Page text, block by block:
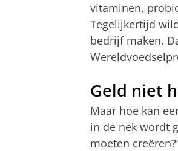
vitaminen,
Tegelijkertijd
bedrijf maken.
Geld niet
Maar hoe kan
in de nek wordt
moeten